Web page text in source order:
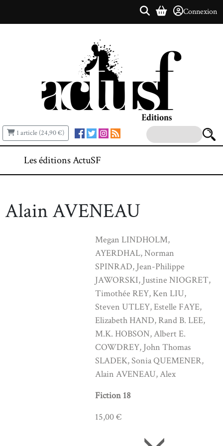
Connexion
1 article (24,90 €)
Les éditions ActuSF
Alain AVENEAU
Megan LINDHOLM,
AYERDHAL, Norman
SPINRAD, Jean-Philippe
JAWORSKI, Justine NIOGRET,
Timothée REY, Ken LIU,
Steven UTLEY, Estelle FAYE,
Elizabeth HAND, Rand B. LEE,
M.K. HOBSON, Albert E.
COWDREY, John Thomas
SLADEK, Sonia QUEMENER,
Alain AVENEAU, Alex
Fiction 18
15,00 €